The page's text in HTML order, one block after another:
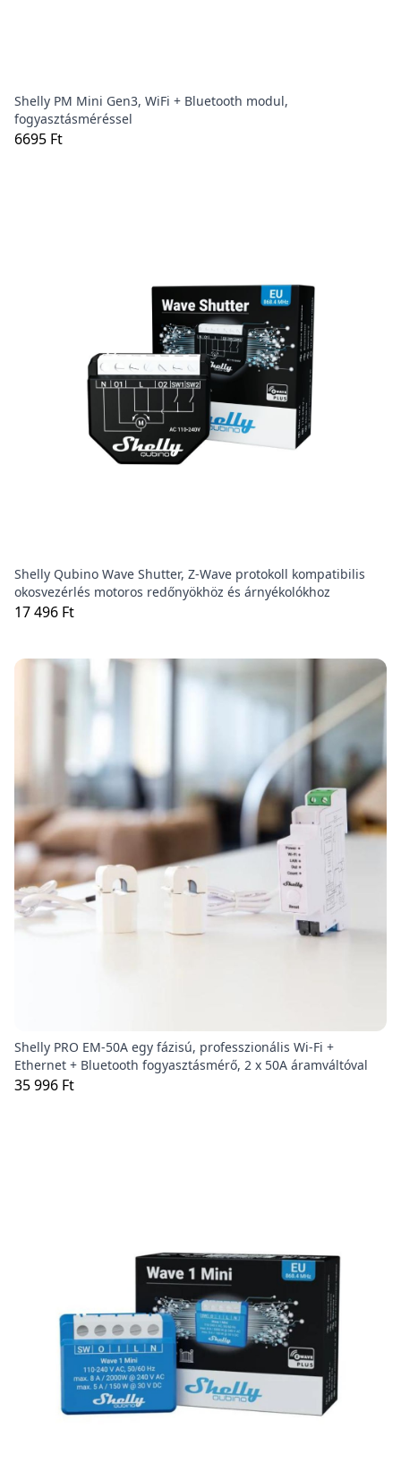
Shelly PM Mini Gen3, WiFi + Bluetooth modul,
fogyasztásméréssel
6695 Ft
Shelly Qubino Wave Shutter, Z-Wave protokoll kompatibilis
okosvezérlés motoros redőnyökhöz és árnyékolókhoz
17 496 Ft
Shelly PRO EM-50A egy fázisú, professzionális Wi-Fi +
Ethernet + Bluetooth fogyasztásmérő, 2 x 50A áramváltóval
35 996 Ft